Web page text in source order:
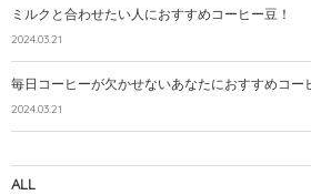
ミルクと合わせたい人におすすめコーヒー豆！
2024.03.21
毎日コーヒーが欠かせないあなたにおすすめコー
2024.03.21
ALL